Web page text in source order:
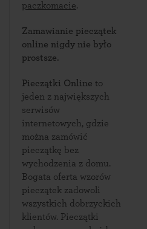
paczkomacie.
Zamawianie pieczątek
online nigdy nie było
prostsze.
Pieczątki Online to
jeden z największych
serwisów
internetowych, gdzie
można zamówić
pieczątkę bez
wychodzenia z domu.
Bogata oferta wzorów
pieczątek zadowoli
wszystkich dobrzyckich
klientów. Pieczątki